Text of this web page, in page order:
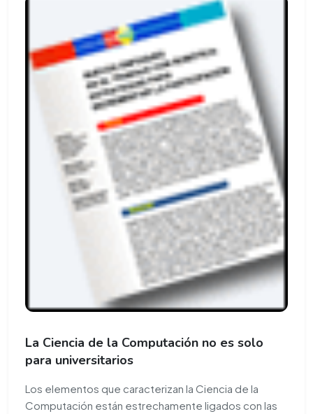
La Ciencia de la Computación no es solo
para universitarios
Los elementos que caracterizan la Ciencia de la
Computación están estrechamente ligados con las